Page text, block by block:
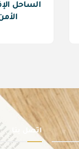
الساحل
اتصل بنا